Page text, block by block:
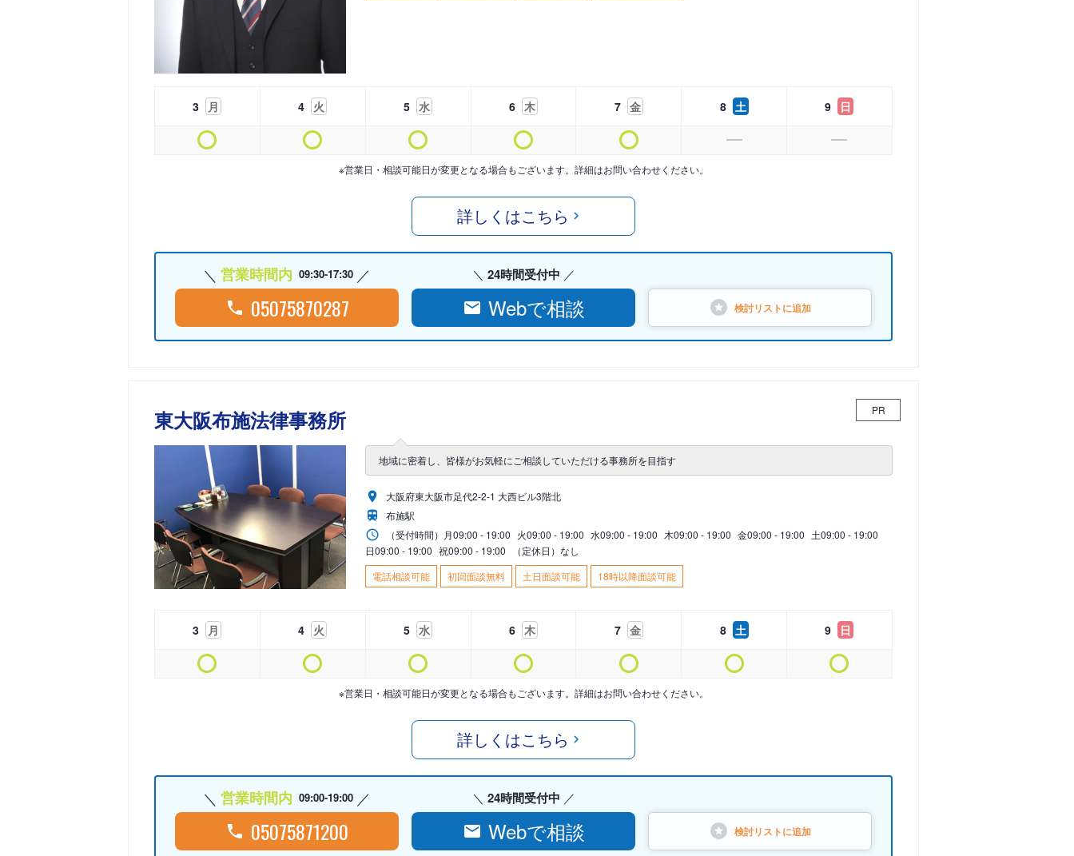
3 月 4 火 5 水 6 木 7 金 8 土 9 日
※営業日・相談可能日が変更となる場合もございます。詳細はお問い合わせください。
詳しくはこちら
営業時間内 09:30-17:30
05075870287
24時間受付中
Webで相談 検討リストに追加
東大阪布施法律事務所 PR
地域に密着し、皆様がお気軽にご相談していただける事務所を目指す
大阪府東大阪市足代2‐2‐1 大西ビル3階北
布施駅
（受付時間） 月09:00 - 19:00 火09:00 - 19:00 水09:00 - 19:00 木09:00 - 19:00 金09:00 - 19:00 土09:00 - 19:00
日09:00 - 19:00 祝09:00 - 19:00
（定休日）なし
電話相談可能
初回面談無料 土日面談可能 18時以降面談可能
3 月 4 火 5 水 6 木 7 金 8 土 9 日
※営業日・相談可能日が変更となる場合もございます。詳細はお問い合わせください。
詳しくはこちら
営業時間内 09:00-19:00
05075871200
24時間受付中
Webで相談 検討リストに追加